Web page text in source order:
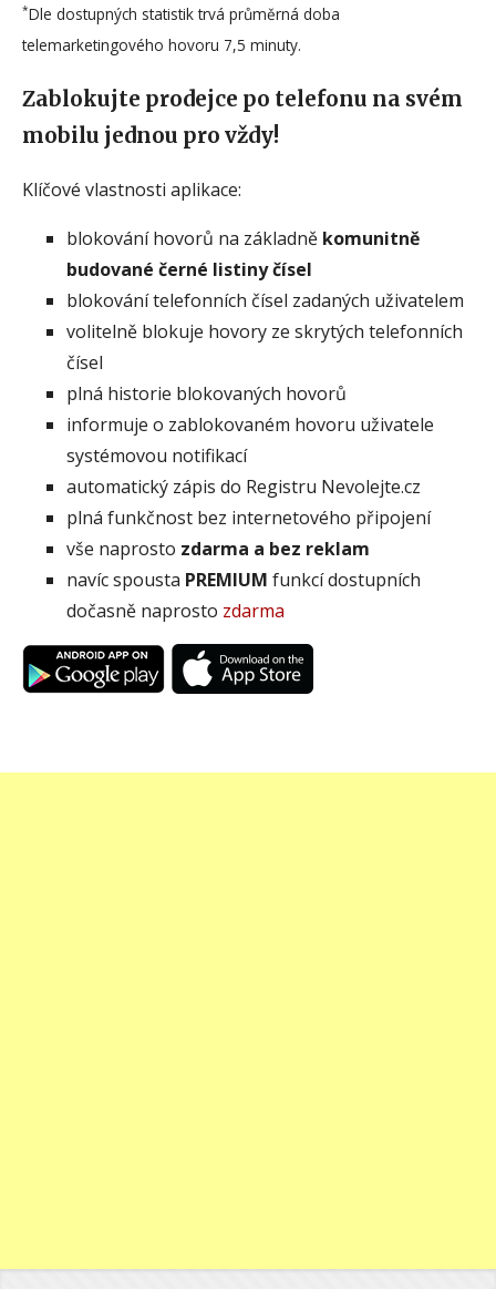
*Dle dostupných statistik trvá průměrná doba
telemarketingového hovoru 7,5 minuty.
Zablokujte prodejce po telefonu na svém
mobilu jednou pro vždy!
Klíčové vlastnosti aplikace:
blokování hovorů na základně komunitně
budované černé listiny čísel
blokování telefonních čísel zadaných uživatelem
volitelně blokuje hovory ze skrytých telefonních
čísel
plná historie blokovaných hovorů
informuje o zablokovaném hovoru uživatele
systémovou notifikací
automatický zápis do Registru Nevolejte.cz
plná funkčnost bez internetového připojení
vše naprosto zdarma a bez reklam
navíc spousta PREMIUM funkcí dostupních
dočasně naprosto zdarma